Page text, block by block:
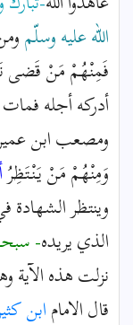
الله عليه وسلّم
فَمِنْهُمْ مَنْ قَضى
أدركه أجله
ومصعب ابن
وَمِنْهُمْ مَنْ يَنْتَظِرُ
وينتظر الشهادة
الذي يريده-
نزلت هذه الآية
قال الامامابن